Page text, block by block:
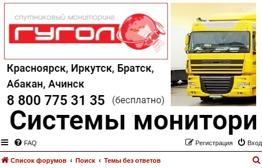
FAQ Вход
Регистрация
Список форумов Поиск Темы без ответов